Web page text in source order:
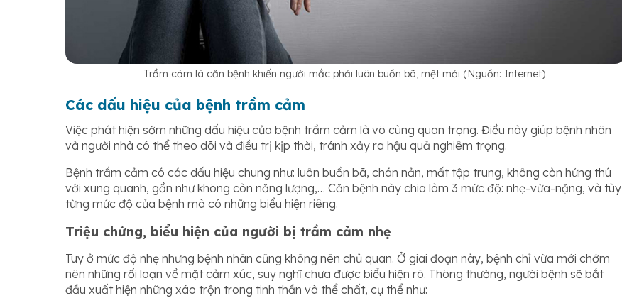
Trầm cảm là căn bệnh khiến người mắc phải luôn buồn bã, mệt mỏi (Nguồn: Internet)
Các dấu hiệu của bệnh trầm cảm
Việc phát hiện sớm những dấu hiệu của bệnh trầm cảm là vô cùng quan trọng. Điều này giúp bệnh nhân
và người nhà có thể theo dõi và điều trị kịp thời, tránh xảy ra hậu quả nghiêm trọng.
Bệnh trầm cảm có các dấu hiệu chung như: luôn buồn bã, chán nản, mất tập trung, không còn hứng thú
với xung quanh, gần như không còn năng lượng,… Căn bệnh này chia làm 3 mức độ: nhẹ-vừa-nặng, và tùy
từng mức độ của bệnh mà có những biểu hiện riêng.
Triệu chứng, biểu hiện của người bị trầm cảm nhẹ
Tuy ở mức độ nhẹ nhưng bệnh nhân cũng không nên chủ quan. Ở giai đoạn này, bệnh chỉ vừa mới chớm
nên những rối loạn về mặt cảm xúc, suy nghĩ chưa được biểu hiện rõ. Thông thường, người bệnh sẽ bắt
đầu xuất hiện những xáo trộn trong tinh thần và thể chất, cụ thể như: